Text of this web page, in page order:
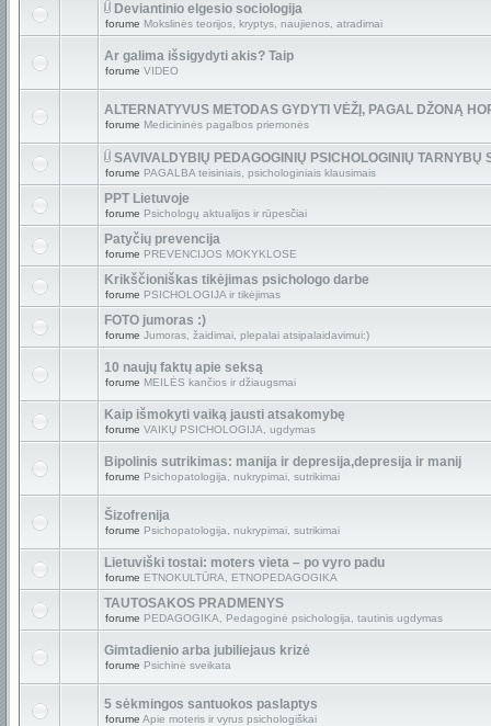
Deviantinio elgesio sociologija
forume Mokslinės teorijos, kryptys, naujienos, atradimai
Ar galima išsigydyti akis? Taip
forume VIDEO
ALTERNATYVUS METODAS GYDYTI VĖŽĮ, PAGAL DŽONĄ
forume Medicininės pagalbos priemonės
SAVIVALDYBIŲ PEDAGOGINIŲ PSICHOLOGINIŲ TARNYBŲ
forume PAGALBA teisiniais, psichologiniais klausimais
PPT Lietuvoje
forume Psichologų aktualijos ir rūpesčiai
Patyčių prevencija
forume PREVENCIJOS MOKYKLOSE
Krikščioniškas tikėjimas psichologo darbe
forume PSICHOLOGIJA ir tikėjimas
FOTO jumoras :)
forume Jumoras, žaidimai, plepalai atsipalaidavimui:)
10 naujų faktų apie seksą
forume MEILĖS kančios ir džiaugsmai
Kaip išmokyti vaiką jausti atsakomybę
forume VAIKŲ PSICHOLOGIJA, ugdymas
Bipolinis sutrikimas: manija ir depresija,depresija ir manij
forume Psichopatologija, nukrypimai, sutrikimai
Šizofrenija
forume Psichopatologija, nukrypimai, sutrikimai
Lietuviški tostai: moters vieta – po vyro padu
forume ETNOKULTŪRA, ETNOPEDAGOGIKA
TAUTOSAKOS PRADMENYS
forume PEDAGOGIKA, Pedagoginė psichologija, tautinis ugdymas
Gimtadienio arba jubiliejaus krizė
forume Psichinė sveikata
5 sėkmingos santuokos paslaptys
forume Apie moteris ir vyrus psichologiškai